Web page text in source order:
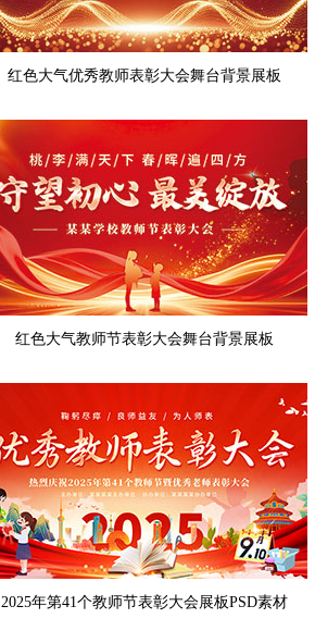
红色大气优秀教师表彰大会舞台背景展板
红色大气教师节表彰大会舞台背景展板
2025年第41个教师节表彰大会展板PSD素材